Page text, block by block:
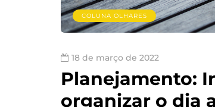
COLUNA OLHARES
18 de março de 2022
Planejamento:
organizar o dia